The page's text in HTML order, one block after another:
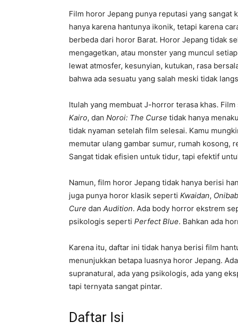
Film horor Jepang punya reputasi yang sangat
hanya karena hantunya ikonik, tetapi karena
berbeda dari horor Barat. Horor Jepang tidak
mengagetkan, atau monster yang muncul
lewat atmosfer, kesunyian, kutukan, rasa
bahwa ada sesuatu yang salah meski tidak
Itulah yang membuat J-horror terasa khas.
Kairo, dan Noroi: The Curse tidak hanya
tidak nyaman setelah film selesai. Kamu
memutar ulang gambar sumur, rumah kosong,
Sangat tidak efisien untuk tidur, tapi efektif
Namun, film horor Jepang tidak hanya berisi
juga punya horor klasik seperti Kwaidan,
Cure dan Audition. Ada body horror ekstrem
psikologis seperti Perfect Blue. Bahkan ada
Karena itu, daftar ini tidak hanya berisi film
menunjukkan betapa luasnya horor Jepang.
supranatural, ada yang psikologis, ada yang
tapi ternyata sangat pintar.
Daftar Isi